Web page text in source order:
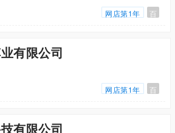
网店第1年 百
有限公司
网店第1年 百
有限公司